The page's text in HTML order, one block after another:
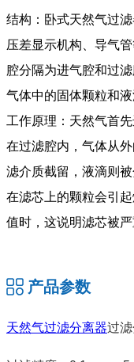
结构：卧式天然气过
压差显示机构、导气
腔分隔为进气腔和过
气体中的固体颗粒和液
工作原理：天然气首
在过滤腔内，气体从
滤介质截留，液滴则
在滤芯上的颗粒会引
值时，这说明滤芯被
产品参数
天然气过滤分离器过